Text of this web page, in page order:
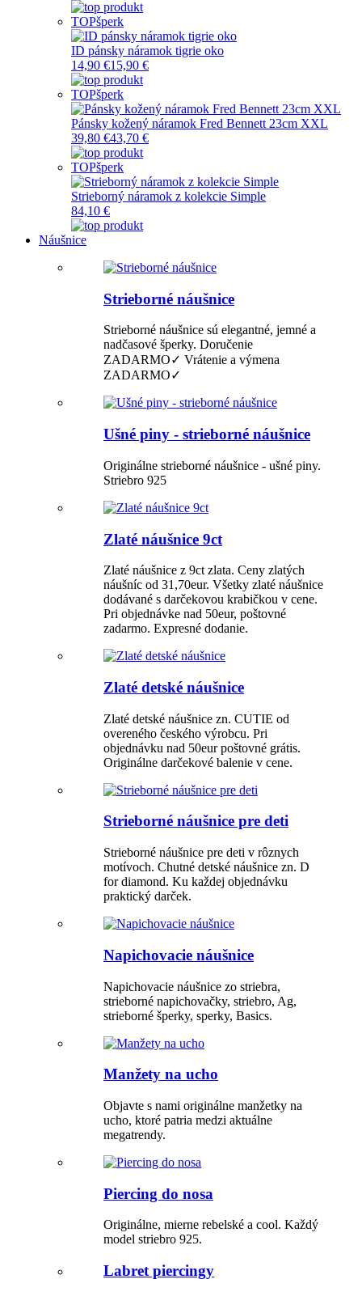
TOPšperk
ID pánsky náramok tigrie oko
14,90 €15,90 €
TOPšperk
Pánsky kožený náramok Fred Bennett 23cm XXL
39,80 €43,70 €
TOPšperk
Strieborný náramok z kolekcie Simple
84,10 €
Náušnice
Strieborné náušnice
Strieborné náušnice sú elegantné, jemné a
nadčasové šperky. Doručenie
ZADARMO✓ Vrátenie a výmena
ZADARMO✓
Ušné piny - strieborné náušnice
Originálne strieborné náušnice - ušné piny.
Striebro 925
Zlaté náušnice 9ct
Zlaté náušnice z 9ct zlata. Ceny zlatých
náušníc od 31,70eur. Všetky zlaté náušnice
dodávané s darčekovou krabičkou v cene.
Pri objednávke nad 50eur, poštovné
zadarmo. Expresné dodanie.
Zlaté detské náušnice
Zlaté detské náušnice zn. CUTIE od
overeného českého výrobcu. Pri
objednávku nad 50eur poštovné grátis.
Originálne darčekové balenie v cene.
Strieborné náušnice pre deti
Strieborné náušnice pre deti v rôznych
motívoch. Chutné detské náušnice zn. D
for diamond. Ku každej objednávku
praktický darček.
Napichovacie náušnice
Napichovacie náušnice zo striebra,
strieborné napichovačky, striebro, Ag,
strieborné šperky, sperky, Basics.
Manžety na ucho
Objavte s nami originálne manžetky na
ucho, ktoré patria medzi aktuálne
megatrendy.
Piercing do nosa
Originálne, mierne rebelské a cool. Každý
model striebro 925.
Labret piercingy